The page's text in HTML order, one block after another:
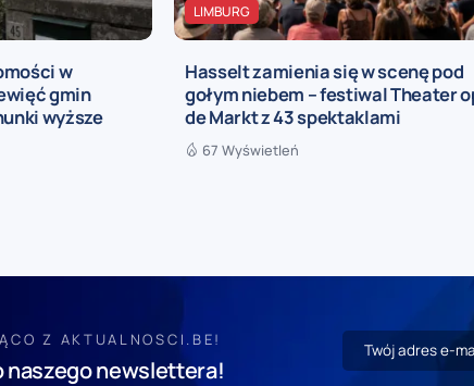
w
gmin
wyższe
LIMBURG
Hasselt zamienia się w scenę pod
gołym niebem – festiwal Theater
de Markt z 43 spektaklami
67 Wyświetleń
Z AKTUALNOSCI.BE!
naszego newslettera!